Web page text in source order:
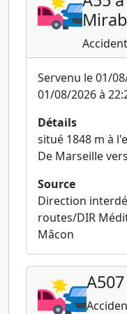
Servenu le 01/
01/08/2026 à
Détails
situé 1848 m à
De Marseille
Source
Direction
routes/DIR
Mâcon